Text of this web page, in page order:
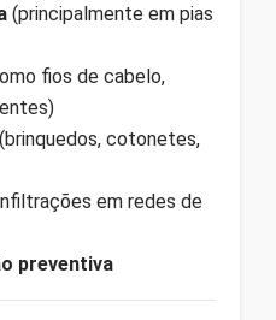
(principalmente em pias
fios de cabelo,
(brinquedos, cotonetes,
em redes de
preventiva